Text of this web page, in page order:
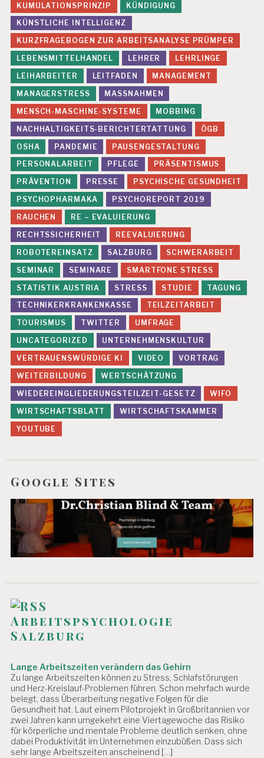
KUMULATIONSPRINZIP
KÜNDIGUNG
KÜNSTLICHE INTELLIGENZ
KURZFRAGEBOGEN ZUR ARBEITSANALYSE PRÜMPER
LEBENSMITTELHANDEL
LEHRER
LEHRLINGE
LEIHARBEITER
LEITFADEN
MANAGEMENT
MANAGERSTRESS
MASSNAHMEN
MENSCH-MASCHINE-SYSTEME
MOBBING
NACHHALTIGKEITS-BERICHTERTATTUNG
ÖGB
OSHA
PANDEMIE
PAUSENGESTALTUNG
PERSONALARBEIT
PFLEGE
PRÄSENTISMUS
PRÄVENTION
PRESSE
PSYCHISCHE GESUNDHEIT
PSYCHOPHARMAKA
PSYCHOREPORT 2019
RAUCHEN
RE – EVALUIERUNG
RECHTSSICHERHEIT
REEVALUIERUNG
ROBOTEREINSATZ
SALZBURG
SCHWERARBEIT
SEMINAR
SEMINARE
SMARTFONE STRESS
STATISTIK AUSTRIA
STRESS STUDIE
TAGUNG
TECHNIKERKRANKENKASSE
TEILZEITARBEIT
TOURISMUS
TWITTER
UMFRAGE
UNCATEGORIZED
UNTERNEHMENSKULTUR
VERTRAUENSWÜRDIGE KI
VIDEO
VORTRAG
WEITERBILDUNG
WERTSCHÄTZUNG
WIEDEREINGLIEDERUNGSTEILZEIT-GESETZ
WIFO
WIRTSCHAFTSBLATT
WIRTSCHAFTSKAMMER
YOUTUBE
Google Sites
Arbeitspsychologie
Salzburg
Lange Arbeitszeiten verändern das Gehirn
Zu lange Arbeitszeiten können zu Stress, Schlafstörungen
und Herz-Kreislauf-Problemen führen. Schon mehrfach wurde
belegt, dass Überarbeitung negative Folgen für die
Gesundheit hat. Laut einem Pilotprojekt in Großbritannien vor
zwei Jahren kann umgekehrt eine Viertagewoche das Risiko
für körperliche und mentale Probleme deutlich senken, ohne
dabei Produktivität im Unternehmen einzubüßen. Dass sich
sehr lange Arbeitszeiten anscheinend […]